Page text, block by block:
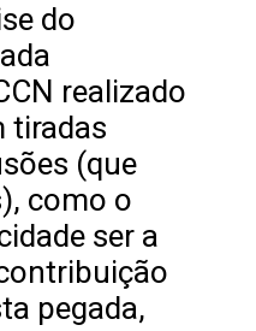
do
realizado
tiradas
(que
como o
ser a
pegada,